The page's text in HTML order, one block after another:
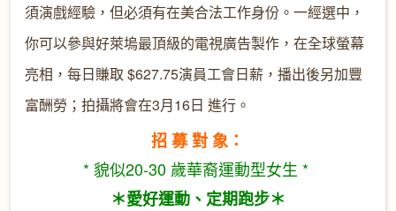
須演戲經驗，但必須有在美合法工作身份。一經選中，
你可以參與好萊塢最頂級的電視廣告製作，在全球螢幕
亮相，每日賺取 $627.75演員工會日薪，播出後另加豐
富酬勞；拍攝將會在3月16日 進行。
招 募 對 象：
* 貌似20-30 歲華裔運動型女生 *
＊愛好運動、定期跑步＊